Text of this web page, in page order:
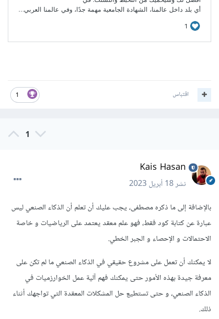
1 اقتباس
1
Kais Hasan
نشر18 أبريل 2023
بالإضافة إلى ما ذكره مصطفى، يجب عليك أن تعلم أن الذكاء الصنعي ليس
عبارة عن كتابة كود فقط، فهو علم معقد يعتمد على الرياضيات و خاصة
الاحتمالات و الإحصاء و الجبر الخطي.
لا يمكنك أن تعمل على مشروع حقيقي في الذكاء الصنعي ما لم تكن على
معرفة جيدة بهذه الأمور حتى يمكنك فهم آلية عمل الخوارزميات في
الذكاء الصنعي، و حتى تستطيع حل المشكلات المعقدة التي تواجهك أثناء
ذلك.